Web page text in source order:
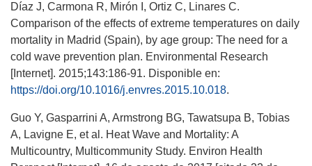
Díaz J, Carmona R, Mirón I, Ortiz C, Linares C.
Comparison of the effects of extreme temperatures on daily
mortality in Madrid (Spain), by age group: The need for a
cold wave prevention plan. Environmental Research
[Internet]. 2015;143:186-91. Disponible en:
https://doi.org/10.1016/j.envres.2015.10.018.
Guo Y, Gasparrini A, Armstrong BG, Tawatsupa B, Tobias
A, Lavigne E, et al. Heat Wave and Mortality: A
Multicountry, Multicommunity Study. Environ Health